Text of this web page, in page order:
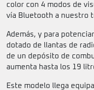
color con 4 modos de
vía Bluetooth a nuestro
Además, y para
dotado de llantas de
de un depósito de
aumenta hasta los 19
Este modelo llega